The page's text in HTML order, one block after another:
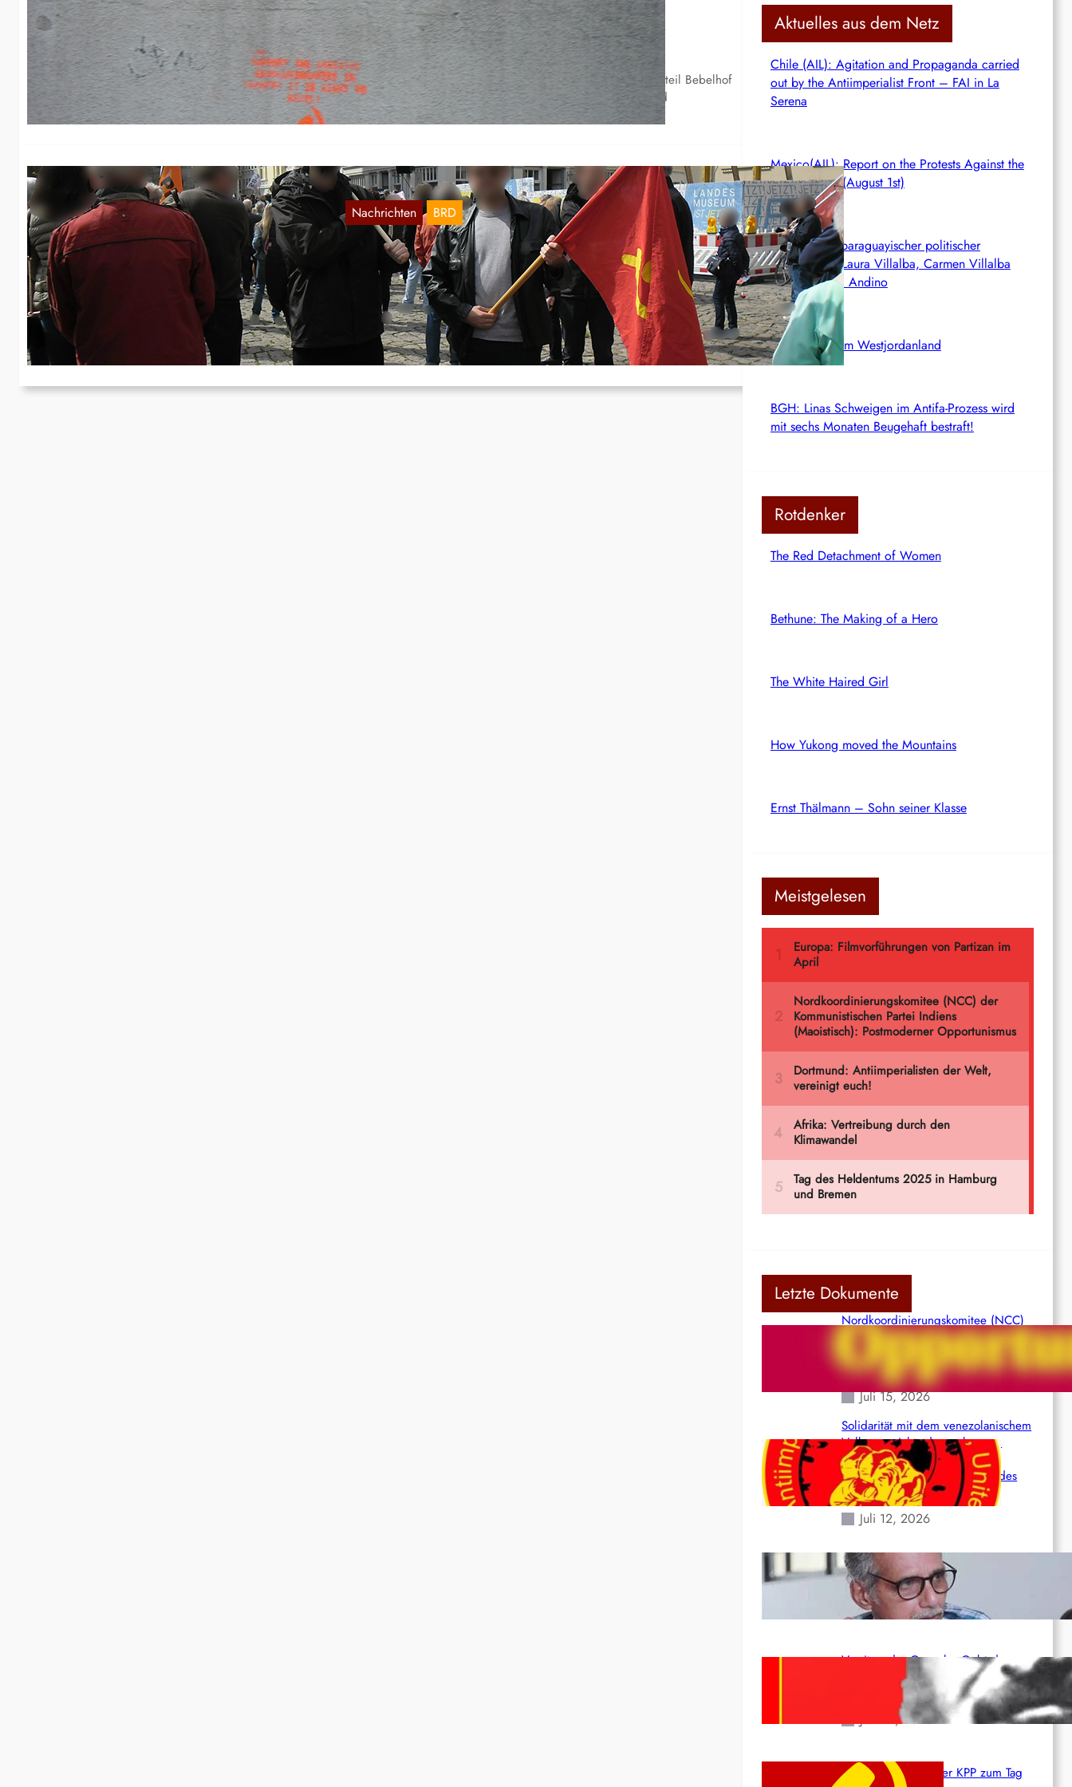
Frankreich
Juli 29, 2023
In den letzten Tagen wurden im Braunschweiger Arbeiterstadtteil Bebelhof
eine Reihe von Stancils mit dem Slogan „Support the arrested
revolutionaries…
Nachrichten BRD
Braunschweig am 1. Mai
Mai 3, 2023
In Braunschweig beteiligte sich in diesem Jahr zum ersten mal ein
Kontingent proletarischer Revolutionäre an den Aktivitäten rund um den…
c
Aktuelles aus dem Netz
Chile (AIL): Agitation and Propaganda carried
out by the Antiimperialist Front – FAI in La
Serena
Mexico(AIL): Report on the Protests Against the
Zionist Entity (August 1st)
Hungerstreik paraguayischer politischer
Gefangener: Laura Villalba, Carmen Villalba
und Francisca Andino
Siedlerterror im Westjordanland
BGH: Linas Schweigen im Antifa-Prozess wird
mit sechs Monaten Beugehaft bestraft!
Rotdenker
The Red Detachment of Women
Bethune: The Making of a Hero
The White Haired Girl
How Yukong moved the Mountains
Ernst Thälmann – Sohn seiner Klasse
Meistgelesen
Letzte Dokumente
Nordkoordinierungskomitee (NCC)
der Kommunistischen Partei Indiens
(Maoistisch): Postmoderner
Opportunismus
Juli 15, 2026
Solidarität mit dem venezolanischem
Volk angesichts der verlorenen
Leben und der katastrophalen
Situation durch die Erdbeben des
24. Juni!
Juli 12, 2026
Indien: „Die Politik der Kapitulation“
von K. Murali (Ajith)
Juli 1, 2026
Vorsitzender Gonzalo: Gebt das
Leben für die Partei und die
Revolution!
Juni 19, 2026
Beschluss des ZK der KPP zum Tag